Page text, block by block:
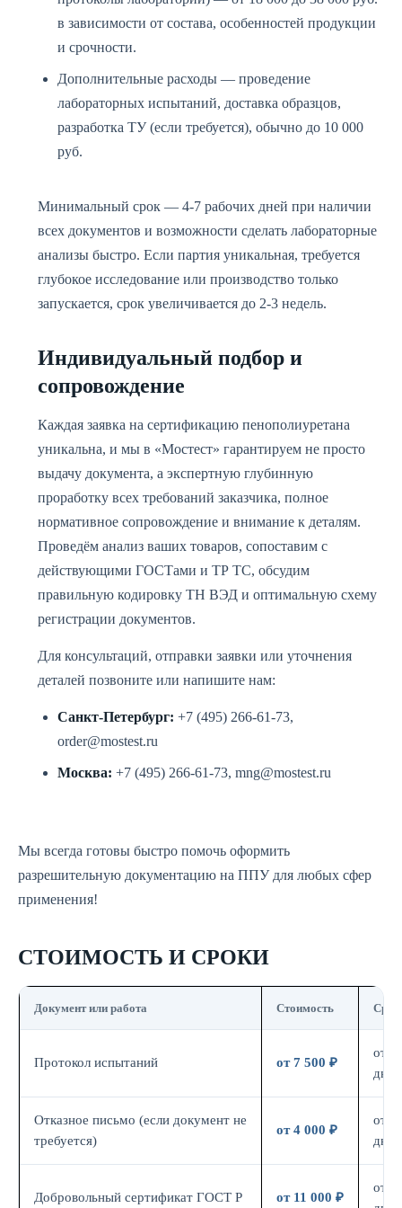
в зависимости от состава, особенностей продукции
и срочности.
Дополнительные расходы — проведение
лабораторных испытаний, доставка образцов,
разработка ТУ (если требуется), обычно до 10 000
руб.
Минимальный срок — 4-7 рабочих дней при наличии
всех документов и возможности сделать лабораторные
анализы быстро. Если партия уникальная, требуется
глубокое исследование или производство только
запускается, срок увеличивается до 2-3 недель.
Индивидуальный подбор и
сопровождение
Каждая заявка на сертификацию пенополиуретана
уникальна, и мы в «Мостест» гарантируем не просто
выдачу документа, а экспертную глубинную
проработку всех требований заказчика, полное
нормативное сопровождение и внимание к деталям.
Проведём анализ ваших товаров, сопоставим с
действующими ГОСТами и ТР ТС, обсудим
правильную кодировку ТН ВЭД и оптимальную схему
регистрации документов.
Для консультаций, отправки заявки или уточнения
деталей позвоните или напишите нам:
Санкт-Петербург: +7 (495) 266-61-73,
order@mostest.ru
Москва: +7 (495) 266-61-73, mng@mostest.ru
Мы всегда готовы быстро помочь оформить
разрешительную документацию на ППУ для любых сфер
применения!
СТОИМОСТЬ И СРОКИ
Документ или работа Стоимость Срок
Протокол испытаний от 7 500 ₽
от 7
дн.
Отказное письмо (если документ не
требуется)
от 4 000 ₽
от 3
дн.
Добровольный сертификат ГОСТ Р от 11 000 ₽
от 7